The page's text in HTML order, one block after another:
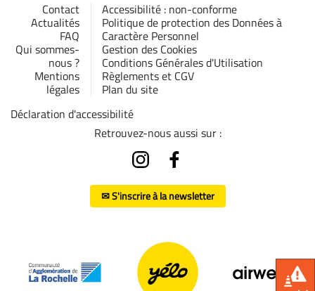
Contact
Actualités
FAQ
Qui sommes-
nous ?
Mentions
légales
Accessibilité : non-conforme
Politique de protection des Données à
Caractère Personnel
Gestion des Cookies
Conditions Générales d'Utilisation
Règlements et CGV
Plan du site
Déclaration d'accessibilité
Retrouvez-nous aussi sur :
✉ S'inscrire à la newsletter